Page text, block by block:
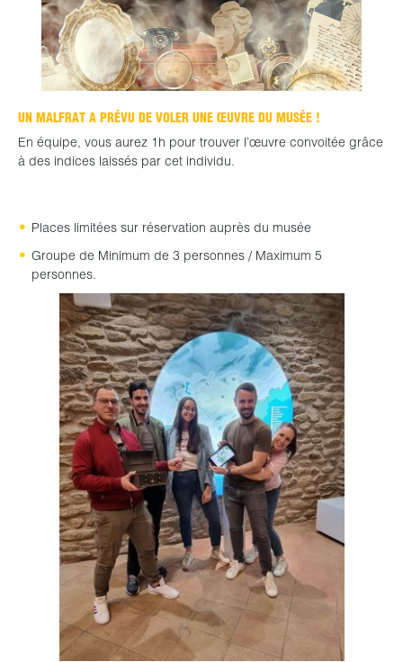
UN MALFRAT A PRÉVU DE VOLER UNE ŒUVRE DU MUSÉE !
En équipe, vous aurez 1h pour trouver l’œuvre convoitée grâce
à des indices laissés par cet individu.
Places limitées sur réservation auprès du musée
Groupe de Minimum de 3 personnes / Maximum 5
personnes.